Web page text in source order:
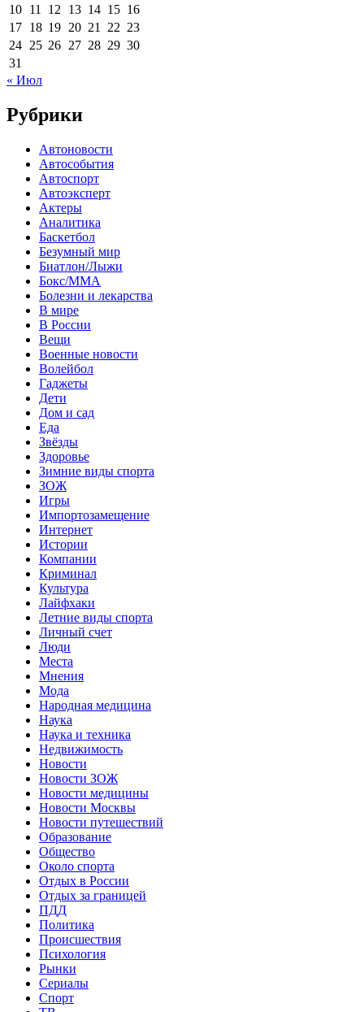
10 11 12 13 14 15 16
17 18 19 20 21 22 23
24 25 26 27 28 29 30
31
« Июл
Рубрики
Автоновости
Автособытия
Автоспорт
Автоэксперт
Актеры
Аналитика
Баскетбол
Безумный мир
Биатлон/Лыжи
Бокс/MMA
Болезни и лекарства
В мире
В России
Вещи
Военные новости
Волейбол
Гаджеты
Дети
Дом и сад
Еда
Звёзды
Здоровье
Зимние виды спорта
ЗОЖ
Игры
Импортозамещение
Интернет
Истории
Компании
Криминал
Культура
Лайфхаки
Летние виды спорта
Личный счет
Люди
Места
Мнения
Мода
Народная медицина
Наука
Наука и техника
Недвижимость
Новости
Новости ЗОЖ
Новости медицины
Новости Москвы
Новости путешествий
Образование
Общество
Около спорта
Отдых в России
Отдых за границей
ПДД
Политика
Происшествия
Психология
Рынки
Сериалы
Спорт